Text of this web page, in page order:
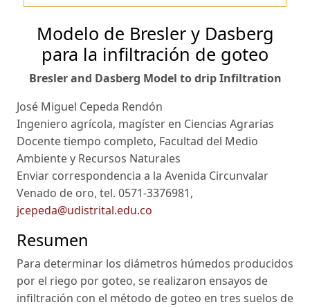
Modelo de Bresler y Dasberg
para la infiltración de goteo
Bresler and Dasberg Model to drip Infiltration
José Miguel Cepeda Rendón
Ingeniero agrícola, magíster en Ciencias Agrarias
Docente tiempo completo, Facultad del Medio
Ambiente y Recursos Naturales
Enviar correspondencia a la Avenida Circunvalar
Venado de oro, tel. 0571-3376981,
jcepeda@udistrital.edu.co
Resumen
Para determinar los diámetros húmedos producidos
por el riego por goteo, se realizaron ensayos de
infiltración con el método de goteo en tres suelos de